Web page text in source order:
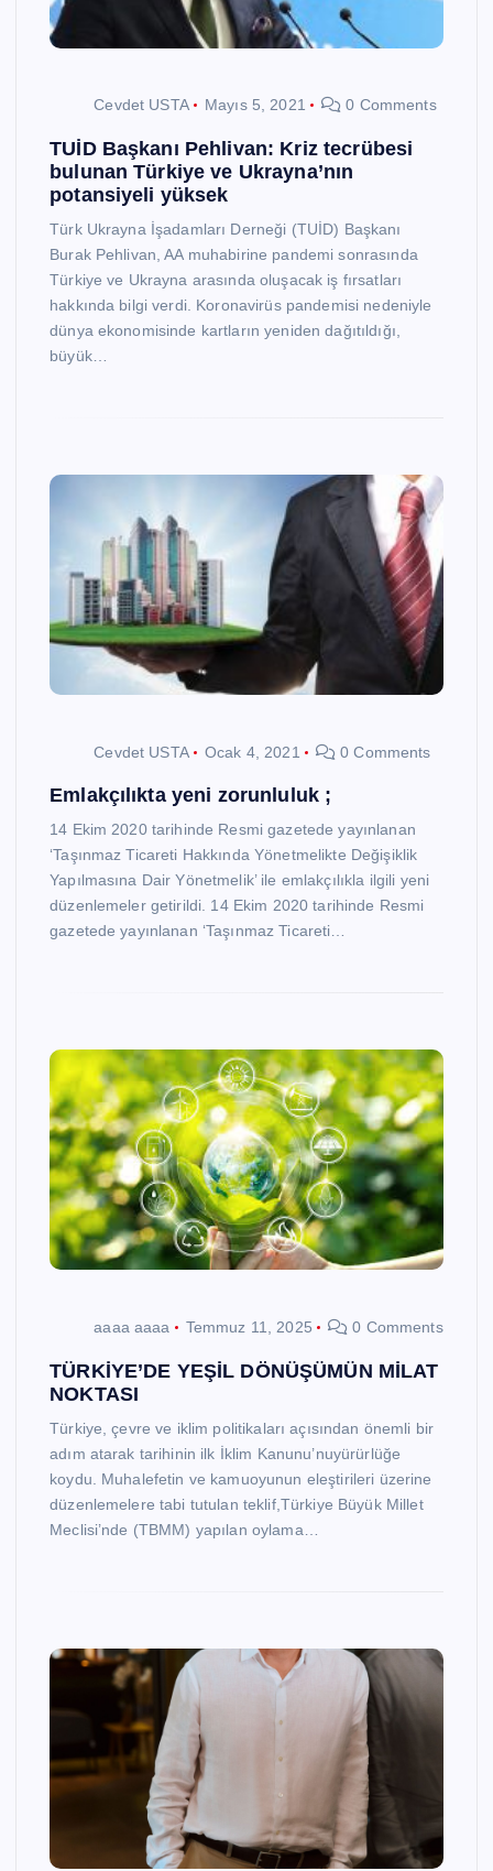
Cevdet USTA Mayıs 5, 2021 0 Comments
TUİD Başkanı Pehlivan: Kriz tecrübesi
bulunan Türkiye ve Ukrayna’nın
potansiyeli yüksek
Türk Ukrayna İşadamları Derneği (TUİD) Başkanı
Burak Pehlivan, AA muhabirine pandemi sonrasında
Türkiye ve Ukrayna arasında oluşacak iş fırsatları
hakkında bilgi verdi. Koronavirüs pandemisi nedeniyle
dünya ekonomisinde kartların yeniden dağıtıldığı,
büyük…
Cevdet USTA Ocak 4, 2021 0 Comments
Emlakçılıkta yeni zorunluluk ;
14 Ekim 2020 tarihinde Resmi gazetede yayınlanan
‘Taşınmaz Ticareti Hakkında Yönetmelikte Değişiklik
Yapılmasına Dair Yönetmelik’ ile emlakçılıkla ilgili yeni
düzenlemeler getirildi. 14 Ekim 2020 tarihinde Resmi
gazetede yayınlanan ‘Taşınmaz Ticareti…
aaaa aaaa Temmuz 11, 2025 0 Comments
TÜRKİYE’DE YEŞİL DÖNÜŞÜMÜN MİLAT
NOKTASI
Türkiye, çevre ve iklim politikaları açısından önemli bir
adım atarak tarihinin ilk İklim Kanunu’nuyürürlüğe
koydu. Muhalefetin ve kamuoyunun eleştirileri üzerine
düzenlemelere tabi tutulan teklif,Türkiye Büyük Millet
Meclisi’nde (TBMM) yapılan oylama…